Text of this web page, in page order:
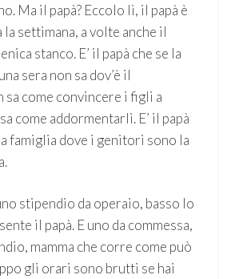
Ma il papà? Eccolo lì, il papà è
settimana, a volte anche il
stanco. E’ il papà che se la
sera non sa dov’è il
sa come convincere i figli a
come addormentarli. E’ il papà
la famiglia dove i genitori sono la
stipendio da operaio, basso lo
il papà. E uno da commessa,
mamma che corre come può
gli orari sono brutti se hai